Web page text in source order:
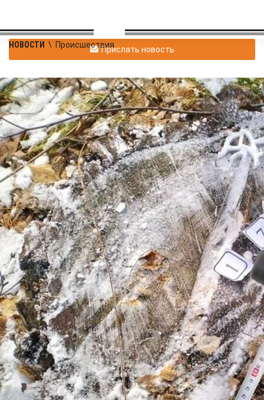
НОВОСТИ \ ПроисшествияПрислать новость
Предприниматель
осуждён за незаконную
вырубку сосен и берёз
на 18 миллионов рублей
Происшествия
05.06.2026 14:15602
3